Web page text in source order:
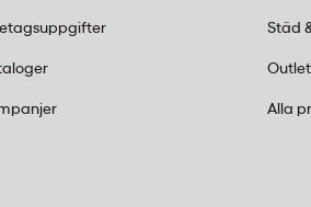
eller hög
Städ
Outlet
Alla